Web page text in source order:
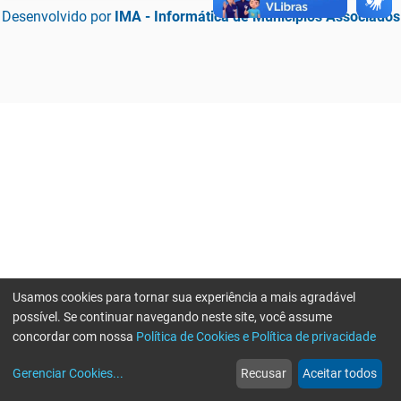
Desenvolvido por IMA - Informática de Municípios Associados
web
Notícias
more_horiz
Mais
Usamos cookies para tornar sua experiência a mais agradável
possível. Se continuar navegando neste site, você assume
concordar com nossa Política de Cookies e Política de privacidade
Gerenciar Cookies... Recusar Aceitar todos
Erro ao enviar informações, por favor tente novamente